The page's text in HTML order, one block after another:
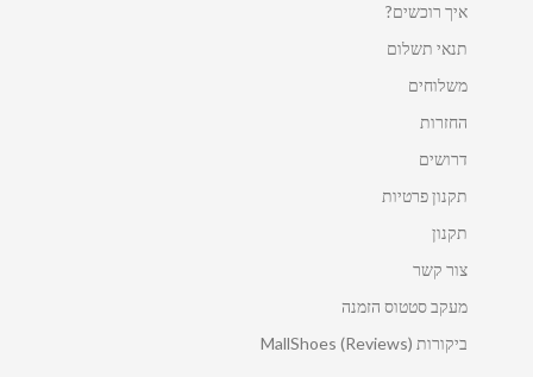
איך רוכשים?
תנאי תשלום
משלוחים
החזרות
דרושים
תקנון פרטיות
תקנון
צור קשר
מעקב סטטוס הזמנה
ביקורות MallShoes (Reviews)